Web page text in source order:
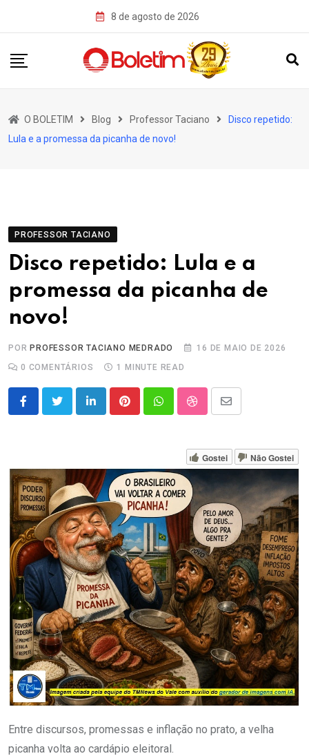
8 de agosto de 2026
O BOLETIM Blog Professor Taciano
Disco repetido:
Lula e a promessa da picanha de novo!
PROFESSOR TACIANO
Disco repetido: Lula e a
promessa da picanha de
novo!
POR PROFESSOR TACIANO MEDRADO
16 DE MAIO DE 2026
0 COMENTÁRIOS 1 MINUTE READ
LinkedInPinterestWhatsappStumbleUpon
Share
Email
Gostei Não Gostei
Entre discursos, promessas e inflação no prato, a velha
picanha volta ao cardápio eleitoral.